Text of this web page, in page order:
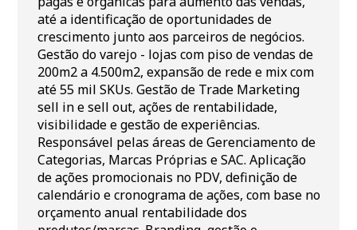
até a identificação de oportunidades de
crescimento junto aos parceiros de negócios.
Gestão do varejo - lojas com piso de vendas de
200m2 a 4.500m2, expansão de rede e mix com
até 55 mil SKUs. Gestão de Trade Marketing
sell in e sell out, ações de rentabilidade,
visibilidade e gestão de experiências.
Responsável pelas áreas de Gerenciamento de
Categorias, Marcas Próprias e SAC. Aplicação
de ações promocionais no PDV, definição de
calendário e cronograma de ações, com base no
orçamento anual rentabilidade dos